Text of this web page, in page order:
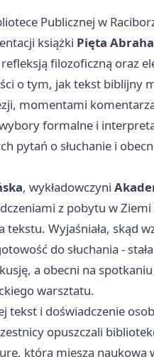
Publicznej w
książki Pięta
refleksją filozoficzną oraz
o tym, jak tekst biblijny
momentami
formalne i
pytań o słuchanie i
, wykładowczyni
z pobytu w Ziemi
Wyjaśniała, skąd
do słuchania -
a obecni na
warsztatu.
i doświadczenie
opuszczali
która miesza naukową